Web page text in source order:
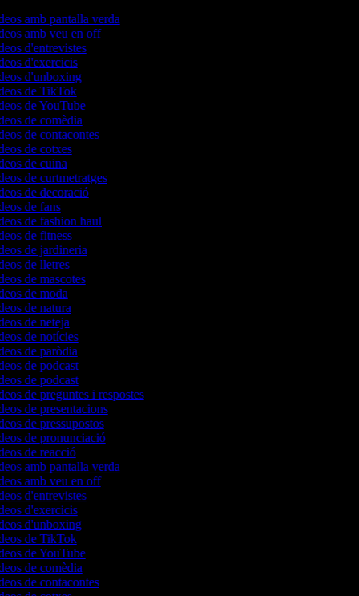
amb pantalla verda
amb veu en off
d'entrevistes
d'exercicis
d'unboxing
de TikTok
de YouTube
de comèdia
de contacontes
de cotxes
de cuina
de curtmetratges
de decoració
de fans
de fashion haul
de fitness
de jardineria
de lletres
de mascotes
de moda
de natura
de neteja
de notícies
de paròdia
de podcast
de podcast
de preguntes i respostes
de presentacions
de pressupostos
de pronunciació
de reacció
amb pantalla verda
amb veu en off
d'entrevistes
d'exercicis
d'unboxing
de TikTok
de YouTube
de comèdia
de contacontes